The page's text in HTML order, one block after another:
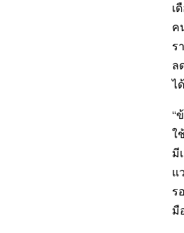
เ
ค
ร
ล
ได้
“
ใ
มี
แ
ร
มื